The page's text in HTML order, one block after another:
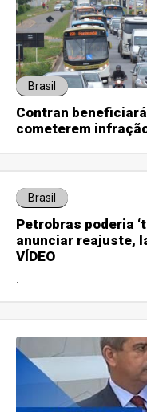
Brasil
Contran
cometerem
Brasil
Petrobras poderia
anunciar reajuste,
VÍDEO